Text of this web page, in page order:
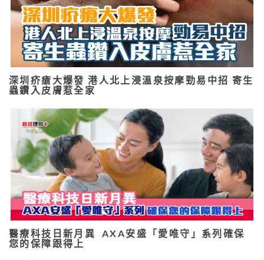
深圳疥瘡大爆發 港人北上浸溫泉按摩勁易中招 寄生
蟲鑽入皮膚惹全家
醫療科技日新月異 AXA安盛「愛唯守」系列確保
您的保障跟得上